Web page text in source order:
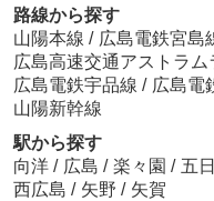
路線から探す
山陽本線 / 広島電鉄宮島
広島高速交通アストラム
広島電鉄宇品線 / 広島電
山陽新幹線
駅から探す
向洋 / 広島 / 楽々園 / 五
西広島 / 矢野 / 矢賀